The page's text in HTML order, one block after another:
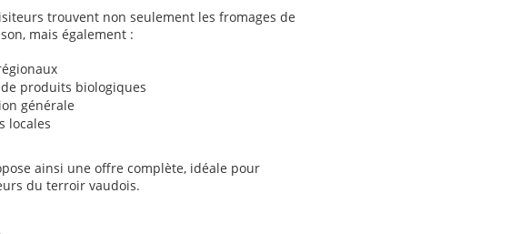
trouvent non seulement les fromages de
mais également :
produits biologiques
générale
locales
ainsi une offre complète, idéale pour
du terroir vaudois.